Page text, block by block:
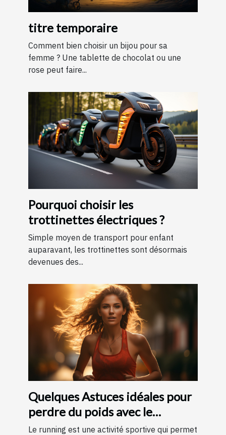
titre temporaire
Comment bien choisir un bijou pour sa
femme ? Une tablette de chocolat ou une
rose peut faire...
Pourquoi choisir les
trottinettes électriques ?
Simple moyen de transport pour enfant
auparavant, les trottinettes sont désormais
devenues des...
Quelques Astuces idéales pour
perdre du poids avec le
running ?
Le running est une activité sportive qui permet